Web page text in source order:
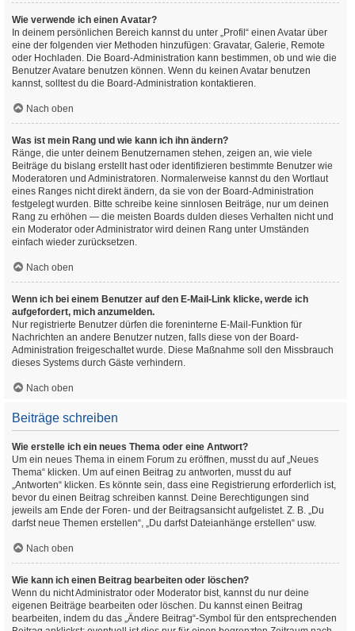
Wie verwende ich einen Avatar?
In deinem persönlichen Bereich kannst du unter „Profil“ einen Avatar über
eine der folgenden vier Methoden hinzufügen: Gravatar, Galerie, Remote
oder Hochladen. Die Board-Administration kann bestimmen, ob und wie die
Benutzer Avatare benutzen können. Wenn du keinen Avatar benutzen
kannst, solltest du die Board-Administration kontaktieren.
Nach oben
Was ist mein Rang und wie kann ich ihn ändern?
Ränge, die unter deinem Benutzernamen stehen, zeigen an, wie viele
Beiträge du bislang erstellt hast oder identifizieren bestimmte Benutzer wie
Moderatoren und Administratoren. Normalerweise kannst du den Wortlaut
eines Ranges nicht direkt ändern, da sie von der Board-Administration
festgelegt wurden. Bitte schreibe keine sinnlosen Beiträge, nur um deinen
Rang zu erhöhen — die meisten Boards dulden dieses Verhalten nicht und
ein Moderator oder Administrator wird deinen Rang unter Umständen
einfach wieder zurücksetzen.
Nach oben
Wenn ich bei einem Benutzer auf den E-Mail-Link klicke, werde ich
aufgefordert, mich anzumelden.
Nur registrierte Benutzer dürfen die foreninterne E-Mail-Funktion für
Nachrichten an andere Benutzer nutzen, falls diese von der Board-
Administration freigeschaltet wurde. Diese Maßnahme soll den Missbrauch
dieses Systems durch Gäste verhindern.
Nach oben
Beiträge schreiben
Wie erstelle ich ein neues Thema oder eine Antwort?
Um ein neues Thema in einem Forum zu eröffnen, musst du auf „Neues
Thema“ klicken. Um auf einen Beitrag zu antworten, musst du auf
„Antworten“ klicken. Es könnte sein, dass eine Registrierung erforderlich ist,
bevor du einen Beitrag schreiben kannst. Deine Berechtigungen sind
jeweils am Ende der Foren- und der Beitragsansicht aufgelistet. Z. B. „Du
darfst neue Themen erstellen“, „Du darfst Dateianhänge erstellen“ usw.
Nach oben
Wie kann ich einen Beitrag bearbeiten oder löschen?
Wenn du nicht Administrator oder Moderator bist, kannst du nur deine
eigenen Beiträge bearbeiten oder löschen. Du kannst einen Beitrag
bearbeiten, indem du das „Ändere Beitrag“-Symbol für den entsprechenden